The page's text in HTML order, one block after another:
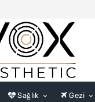
Sağlık Gezi